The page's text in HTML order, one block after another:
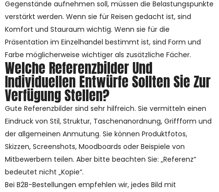
Gegenstände aufnehmen soll, müssen die Belastungspunkte
verstärkt werden. Wenn sie für Reisen gedacht ist, sind
Komfort und Stauraum wichtig. Wenn sie für die
Präsentation im Einzelhandel bestimmt ist, sind Form und
Farbe möglicherweise wichtiger als zusätzliche Fächer.
Welche Referenzbilder Und
Individuellen Entwürfe Sollten Sie Zur
Verfügung Stellen?
Gute Referenzbilder sind sehr hilfreich. Sie vermitteln einen
Eindruck von Stil, Struktur, Taschenanordnung, Griffform und
der allgemeinen Anmutung. Sie können Produktfotos,
Skizzen, Screenshots, Moodboards oder Beispiele von
Mitbewerbern teilen. Aber bitte beachten Sie: „Referenz“
bedeutet nicht „Kopie“.
Bei B2B-Bestellungen empfehlen wir, jedes Bild mit